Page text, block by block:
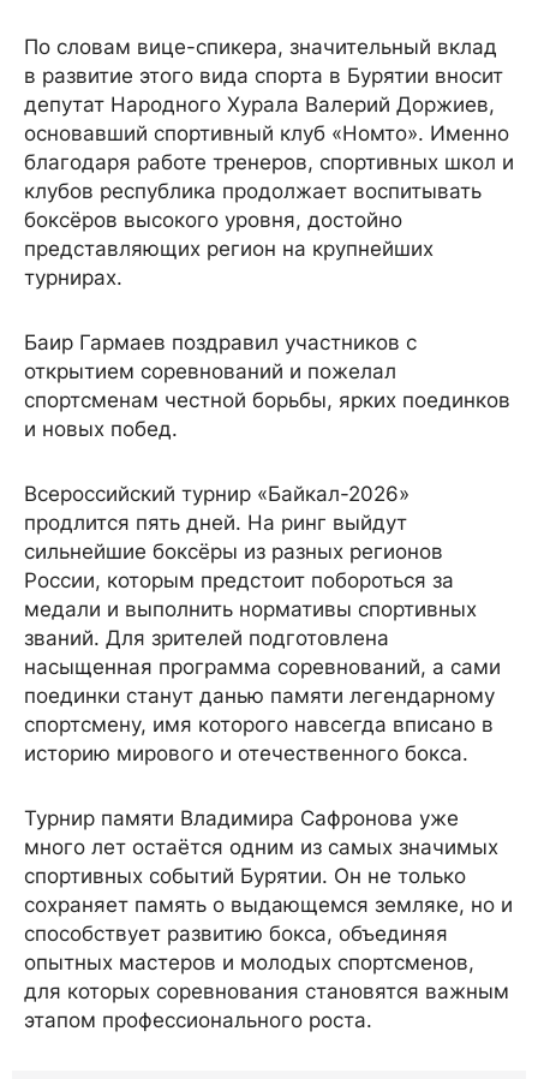
По словам вице-спикера, значительный вклад
в развитие этого вида спорта в Бурятии вносит
депутат Народного Хурала Валерий Доржиев,
основавший спортивный клуб «Номто». Именно
благодаря работе тренеров, спортивных школ и
клубов республика продолжает воспитывать
боксёров высокого уровня, достойно
представляющих регион на крупнейших
турнирах.
Баир Гармаев поздравил участников с
открытием соревнований и пожелал
спортсменам честной борьбы, ярких поединков
и новых побед.
Всероссийский турнир «Байкал-2026»
продлится пять дней. На ринг выйдут
сильнейшие боксёры из разных регионов
России, которым предстоит побороться за
медали и выполнить нормативы спортивных
званий. Для зрителей подготовлена
насыщенная программа соревнований, а сами
поединки станут данью памяти легендарному
спортсмену, имя которого навсегда вписано в
историю мирового и отечественного бокса.
Турнир памяти Владимира Сафронова уже
много лет остаётся одним из самых значимых
спортивных событий Бурятии. Он не только
сохраняет память о выдающемся земляке, но и
способствует развитию бокса, объединяя
опытных мастеров и молодых спортсменов,
для которых соревнования становятся важным
этапом профессионального роста.